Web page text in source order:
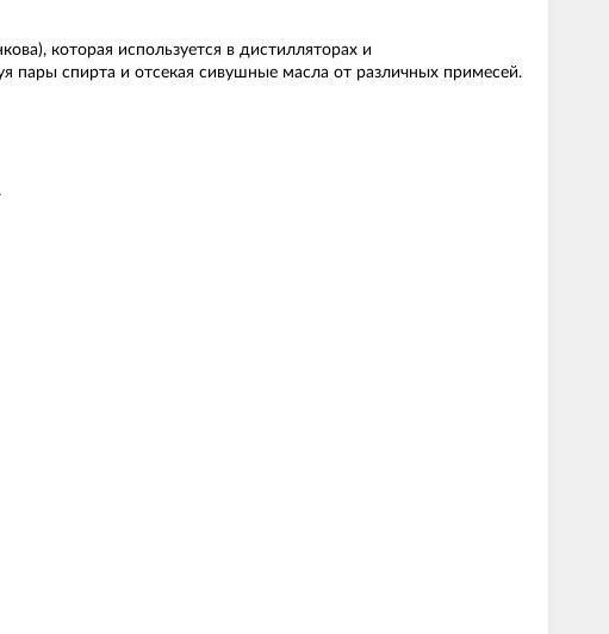
которая используется в дистилляторах и
пары спирта и отсекая сивушные масла от различных примесей.